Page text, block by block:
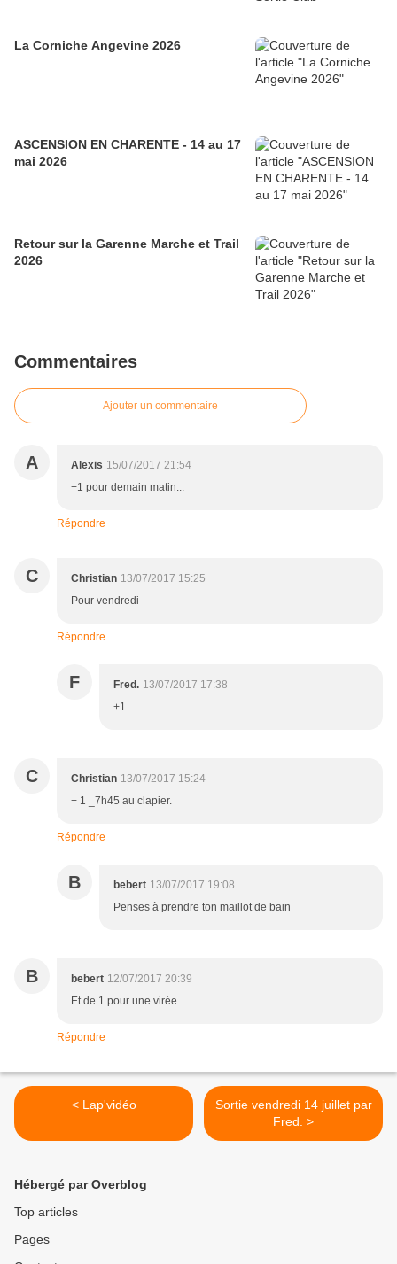
La Corniche Angevine 2026
ASCENSION EN CHARENTE - 14 au 17
mai 2026
Retour sur la Garenne Marche et Trail
2026
Commentaires
Ajouter un commentaire
A Alexis 15/07/2017 21:54
+1 pour demain matin...
Répondre
C Christian 13/07/2017 15:25
Pour vendredi
Répondre
F Fred. 13/07/2017 17:38
+1
C Christian 13/07/2017 15:24
+ 1 _7h45 au clapier.
Répondre
B bebert 13/07/2017 19:08
Penses à prendre ton maillot de bain
B bebert 12/07/2017 20:39
Et de 1 pour une virée
Répondre
< Lap'vidéo
Sortie vendredi 14 juillet par
Fred. >
Hébergé par Overblog
Top articles
Pages